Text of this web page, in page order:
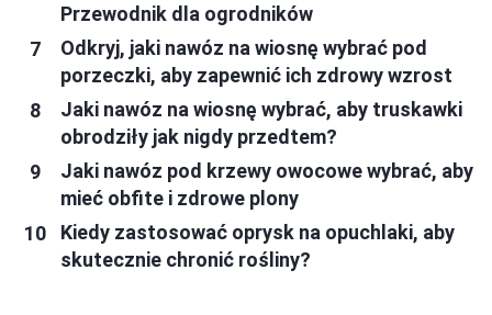
Przewodnik dla ogrodników
Odkryj, jaki nawóz na wiosnę wybrać pod
porzeczki, aby zapewnić ich zdrowy wzrost
Jaki nawóz na wiosnę wybrać, aby truskawki
obrodziły jak nigdy przedtem?
Jaki nawóz pod krzewy owocowe wybrać, aby
mieć obfite i zdrowe plony
Kiedy zastosować oprysk na opuchlaki, aby
skutecznie chronić rośliny?